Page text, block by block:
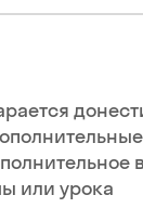
или урока